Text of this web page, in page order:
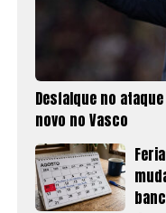
Desfalque no
novo no Vasco